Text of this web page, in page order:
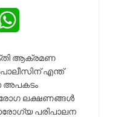
ആക്രമണ
എന്ത്
അപകടം
ലക്ഷണങ്ങൾ
പരിപാലന